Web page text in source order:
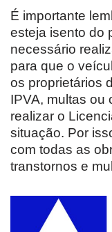
É importante
esteja isento do
necessário
para que o
os proprietários
IPVA, multas ou
realizar o
situação. Por
com todas as
transtornos e